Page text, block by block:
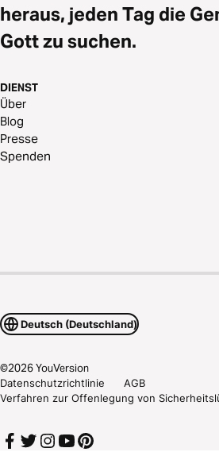
heraus, jeden Tag die
Gott zu suchen.
DIENST
Über
Blog
Presse
Spenden
Deutsch (Deutschland)
©2026YouVersion
Datenschutzrichtlinie
AGB
Verfahren zur Offenlegung von